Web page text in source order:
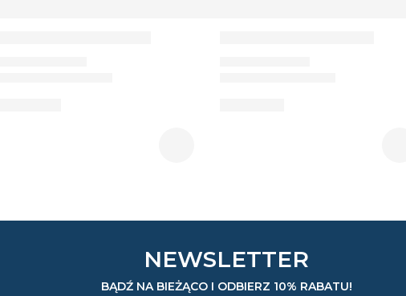
NEWSLETTER
BĄDŹ NA BIEŻĄCO I ODBIERZ 10% RABATU!